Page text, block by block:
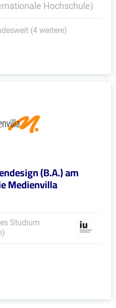
Hochschule)
(4 weitere)
(B.A.) am
Medienvilla
Studium